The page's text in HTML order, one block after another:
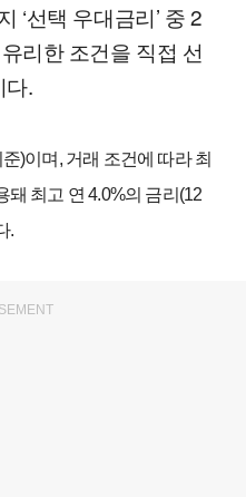
‘선택 우대금리’ 중 2
리한 조건을 직접 선
다.
)이며, 거래 조건에 따라 최
돼 최고 연 4.0%의 금리(12
.